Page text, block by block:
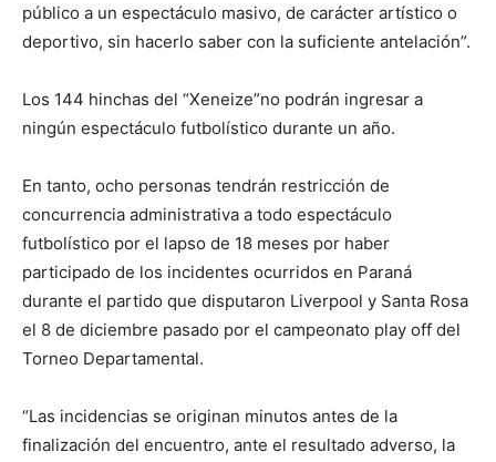
público a un espectáculo masivo, de carácter artístico o
deportivo, sin hacerlo saber con la suficiente antelación”.
Los 144 hinchas del “Xeneize”no podrán ingresar a
ningún espectáculo futbolístico durante un año.
En tanto, ocho personas tendrán restricción de
concurrencia administrativa a todo espectáculo
futbolístico por el lapso de 18 meses por haber
participado de los incidentes ocurridos en Paraná
durante el partido que disputaron Liverpool y Santa Rosa
el 8 de diciembre pasado por el campeonato play off del
Torneo Departamental.
“Las incidencias se originan minutos antes de la
finalización del encuentro, ante el resultado adverso, la